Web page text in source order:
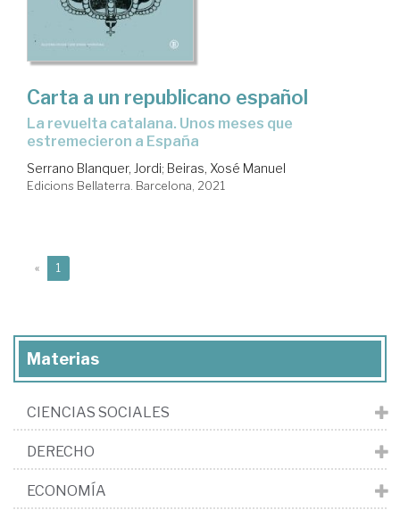
Carta a un republicano español
la revuelta catalana. Unos meses que
estremecieron a España
Serrano Blanquer, Jordi; Beiras, Xosé Manuel
Edicions Bellaterra. Barcelona, 2021
« 1
Materias
CIENCIAS SOCIALES
DERECHO
ECONOMÍA